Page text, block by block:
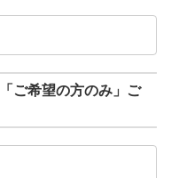
ご希望の方のみ」ご